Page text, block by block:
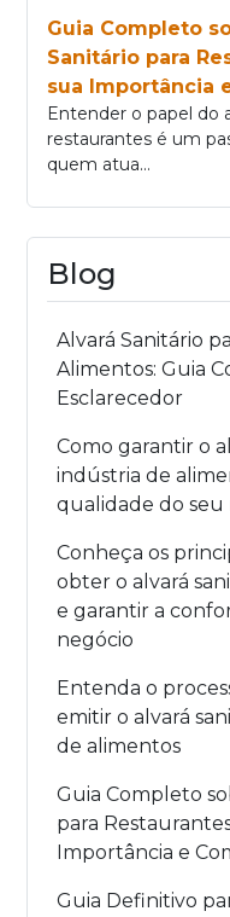
Guia Completo
Sanitário para
sua Importância
Entender o papel do
restaurantes é um
quem atua...
Blog
Alvará Sanitário
Alimentos: Guia
Esclarecedor
Como garantir o
indústria de
qualidade do seu
Conheça os
obter o alvará
e garantir a
negócio
Entenda o
emitir o alvará
de alimentos
Guia Completo
para
Importância e
Guia Definitivo